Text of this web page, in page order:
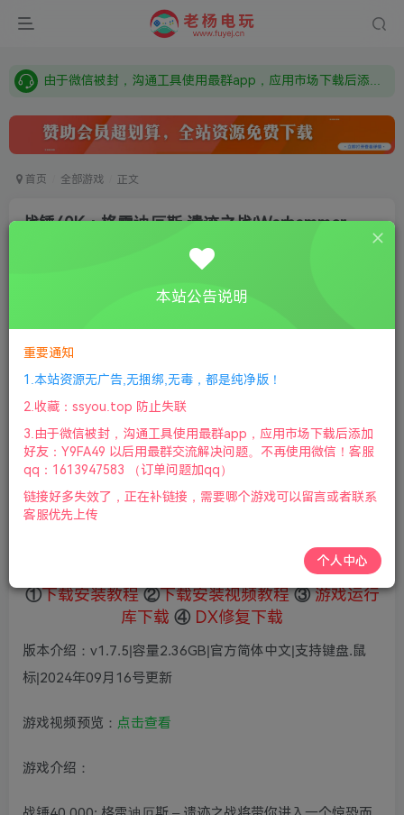
需要什么游戏请联系客服，若链接失效请联系客服，百度网盘边上的激活码也是解压密码
由于微信被封，沟通工具使用最群app，应用市场下载后添加好友：Y9FA49 以后用最群交流解决问题。不再使用微信！
首页 全部游戏 正文
战锤40K：格雷迪厄斯 遗迹之战/Warhammer
40,000: Gladius – Relics of War
此内容为付费资源，请付费后查看
鲜花 5 鲜花 36
赞助会员 免费
登录购买
支付成功后请刷新网页
付费资源
①下载安装教程 ②下载安装视频教程 ③ 游戏运行
库下载 ④ DX修复下载
版本介绍：v1.7.5|容量2.36GB|官方简体中文|支持键盘.鼠
标|2024年09月16号更新
游戏视频预览： 点击查看
游戏介绍：
本站公告说明
重要通知
1.本站资源无广告,无捆绑,无毒，都是纯净版！
2.收藏：ssyou.top 防止失联
3.由于微信被封，沟通工具使用最群app，应用市场下载后添加
好友：Y9FA49 以后用最群交流解决问题。不再使用微信！客服
qq：1613947583 （订单问题加qq）
链接好多失效了，正在补链接，需要哪个游戏可以留言或者联系
客服优先上传
个人中心